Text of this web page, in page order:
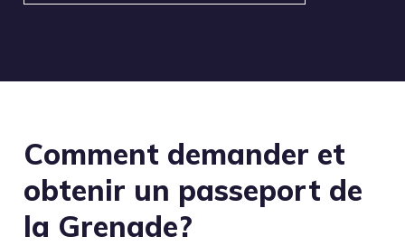
Comment demander et
obtenir un passeport de
la Grenade?